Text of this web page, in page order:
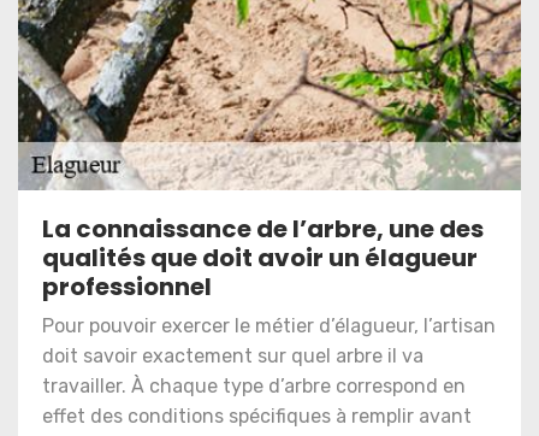
La connaissance de l’arbre, une des
qualités que doit avoir un élagueur
professionnel
Pour pouvoir exercer le métier d’élagueur, l’artisan
doit savoir exactement sur quel arbre il va
travailler. À chaque type d’arbre correspond en
effet des conditions spécifiques à remplir avant